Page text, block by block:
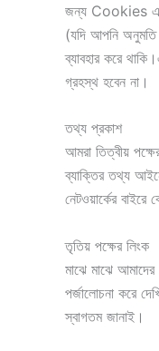
জন্য Cookies এর
(যদি আপনি অনুমতি
ব্যাবহার করে
গ্রহস্থ হবেন না।
তথ্য প্রকাশ
আমরা তিত্বীয়
ব্যাক্তির তথ্য
নেটওয়ার্কের বাইরে
তৃতিয় পক্ষের লিংক
মাঝে মাঝে
পর্জালোচনা করে
স্বাগতম জানাই।